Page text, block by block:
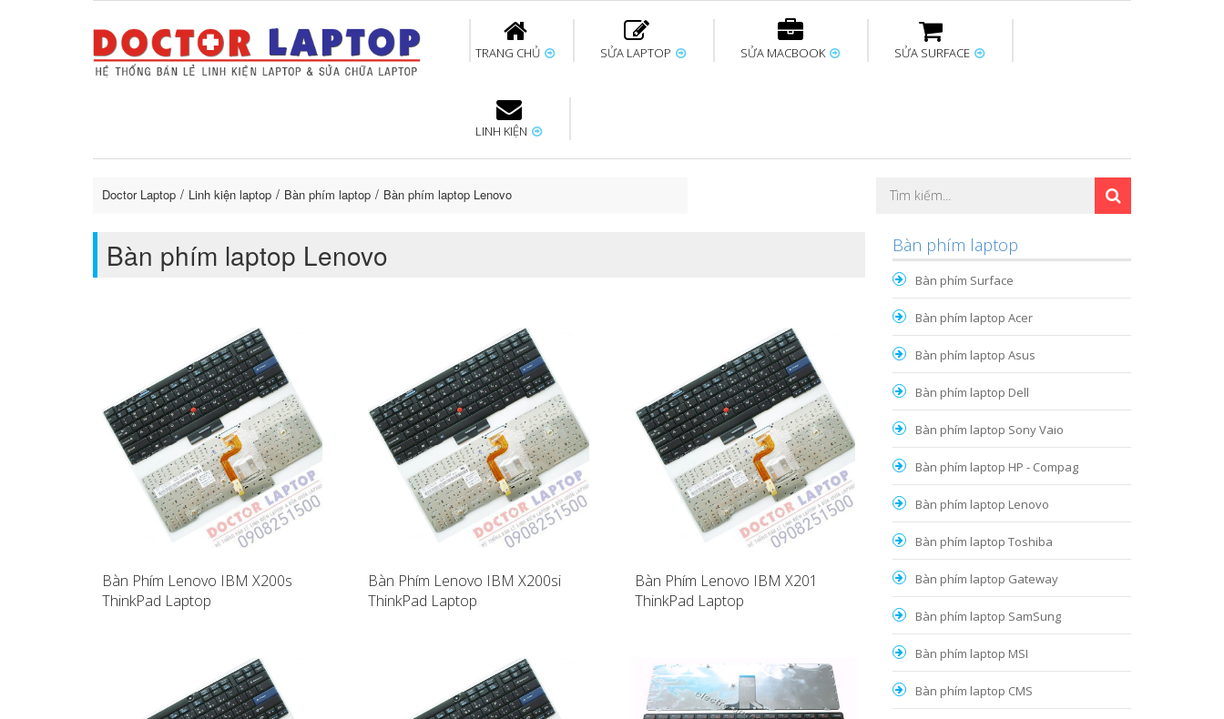
TRANG CHỦ SỬA LAPTOP
Sửa Laptop uy tín Thay bàn phím Thay màn hình Thay Pin Laptop
SỬA MACBOOK
Sửa Macbook uy tín Thay pin Macbook Thay màn hình Thay bàn phím
SỬA SURFACE
Thay pin Surface Sửa Surface không Thay sạc Surface Sửa Mainboard
LINH KIỆN
Doctor Laptop Linh kiện laptop Bàn phím laptop Bàn phím laptop Lenovo
Bàn phím laptop Lenovo
Bàn Phím Lenovo IBM X200s
ThinkPad Laptop
Bàn Phím Lenovo IBM X200si
ThinkPad Laptop
Bàn Phím Lenovo IBM X201
ThinkPad Laptop
Bàn phím laptop
Bàn phím Surface
Bàn phím laptop Acer
Bàn phím laptop Asus
Bàn phím laptop Dell
Bàn phím laptop Sony Vaio
Bàn phím laptop HP - Compag
Bàn phím laptop Lenovo
Bàn phím laptop Toshiba
Bàn phím laptop Gateway
Bàn phím laptop SamSung
Bàn phím laptop MSI
Bàn phím laptop CMS